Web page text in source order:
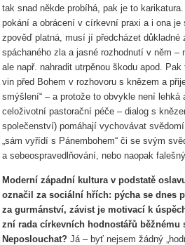
tak snad někde probíhá, pak je to
pokání a obrácení v církevní praxi a i ona je
zpověď platná, musí jí předcházet
spáchaného zla a jasné rozhodnutí v něm
ale např. nahradit utrpěnou škodu apod.
vin před Bohem v rozhovoru s knězem a
smýšlení“ – a protože to obvykle není
celoživotní pastorační péče – dialog s
společenství) pomáhají vychovávat
„sám vyřídí s Pánembohem“ či se svým
a sebeospravedlňování, nebo naopak
Moderní západní kultura v podstatě
označil za sociální hřích: pýcha se dnes
za gurmánství, závist je motivací k
zní rada církevních hodnostářů
Neposlouchat? Já – byť nejsem žádný